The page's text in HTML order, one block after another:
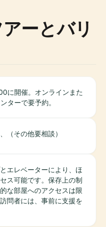
ーとバリ
に開催。オンラインまた
ターで要予約。
（その他要相談）
エレベーターにより、ほ
ス可能です。保存上の制
な部屋へのアクセスは限
問者には、事前に支援を